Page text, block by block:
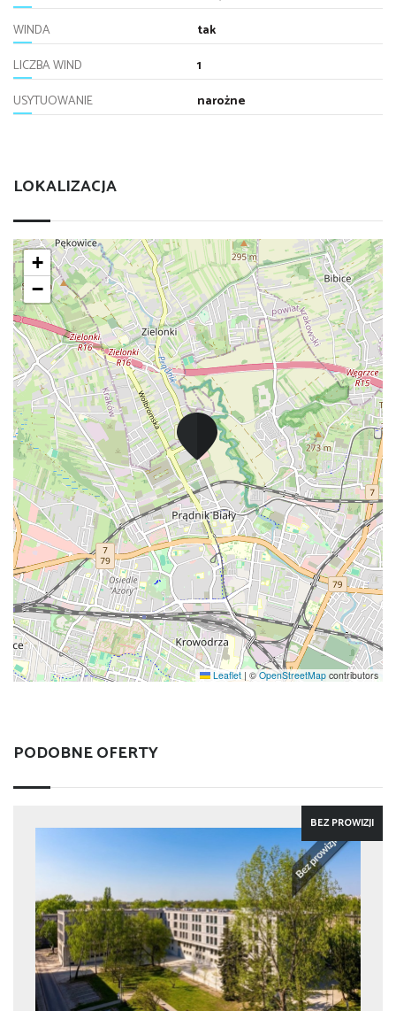
WINDA
tak
LICZBA WIND
1
USYTUOWANIE
narożne
LOKALIZACJA
+
−
Leaflet | ©OpenStreetMap contributors
PODOBNE OFERTY
BEZ PROWIZJI